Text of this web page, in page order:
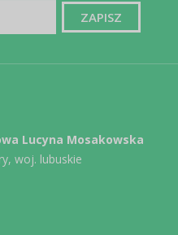
Lucyna Mosakowska
woj. lubuskie